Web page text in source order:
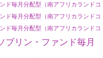
ド毎月分配型（南アフリカランドコ
ド毎月分配型（南アフリカランドコ
ド毎月分配型（南アフリカランドコ
ブリン・ファンド毎月